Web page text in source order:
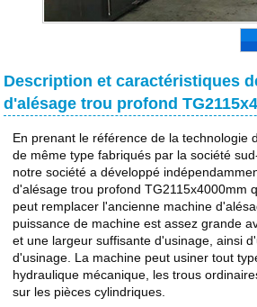
Description et caractéristiques
d'alésage trou profond
En prenant le référence de la technologie
de même type fabriqués par la société
notre société a développé
d'alésage trou profond TG2115x4000mm
peut remplacer l'ancienne machine
puissance de machine est assez grande
et une largeur suffisante d'usinage, ainsi
d'usinage. La machine peut usiner tout
hydraulique mécanique, les trous
sur les pièces cylindriques.